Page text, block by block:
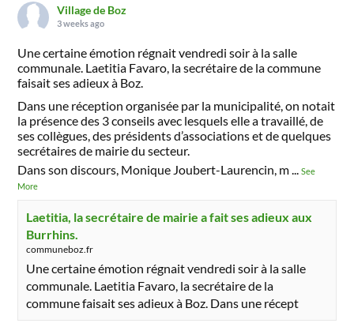
Village de Boz
3 weeks ago
Une certaine émotion régnait vendredi soir à la salle
communale. Laetitia Favaro, la secrétaire de la commune
faisait ses adieux à Boz.
Dans une réception organisée par la municipalité, on notait
la présence des 3 conseils avec lesquels elle a travaillé, de
ses collègues, des présidents d’associations et de quelques
secrétaires de mairie du secteur.
Dans son discours, Monique Joubert-Laurencin, m
...See
More
Laetitia, la secrétaire de mairie a fait ses adieux aux
Burrhins.
communeboz.fr
Une certaine émotion régnait vendredi soir à la salle
communale. Laetitia Favaro, la secrétaire de la
commune faisait ses adieux à Boz. Dans une récept